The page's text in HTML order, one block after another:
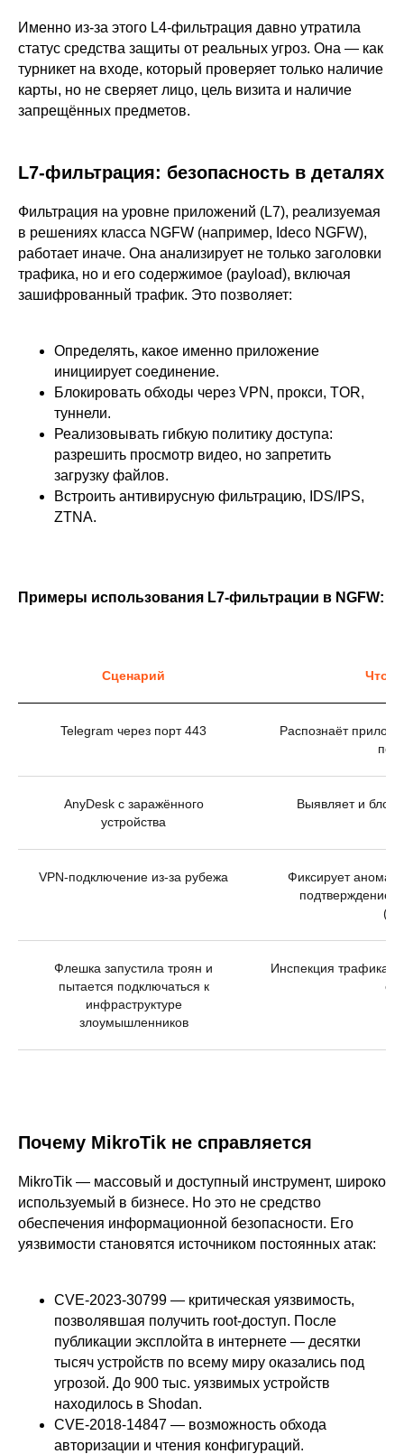
Именно из-за этого L4-фильтрация давно утратила
статус средства защиты от реальных угроз. Она — как
турникет на входе, который проверяет только наличие
карты, но не сверяет лицо, цель визита и наличие
запрещённых предметов.
L7-фильтрация: безопасность в деталях
Фильтрация на уровне приложений (L7), реализуемая
в решениях класса NGFW (например, Ideco NGFW),
работает иначе. Она анализирует не только заголовки
трафика, но и его содержимое (payload), включая
зашифрованный трафик. Это позволяет:
Определять, какое именно приложение
инициирует соединение.
Блокировать обходы через VPN, прокси, TOR,
туннели.
Реализовывать гибкую политику доступа:
разрешить просмотр видео, но запретить
загрузку файлов.
Встроить антивирусную фильтрацию, IDS/IPS,
ZTNA.
Примеры использования L7-фильтрации в NGFW:
Сценарий Что
Telegram через порт 443
Распознаёт
AnyDesk с заражённого
устройства
Выявляет и
VPN-подключение из-за рубежа
Фиксирует
подтверждение
Флешка запустила троян и
пытается подключаться к
инфраструктуре
злоумышленников
Инспекция трафика,
Почему MikroTik не справляется
MikroTik — массовый и доступный инструмент, широко
используемый в бизнесе. Но это не средство
обеспечения информационной безопасности. Его
уязвимости становятся источником постоянных атак:
CVE-2023-30799 — критическая уязвимость,
позволявшая получить root-доступ. После
публикации эксплойта в интернете — десятки
тысяч устройств по всему миру оказались под
угрозой. До 900 тыс. уязвимых устройств
находилось в Shodan.
CVE-2018-14847 — возможность обхода
авторизации и чтения конфигураций.